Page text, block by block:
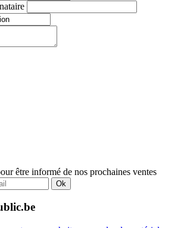
être informé de nos prochaines ventes
Ok